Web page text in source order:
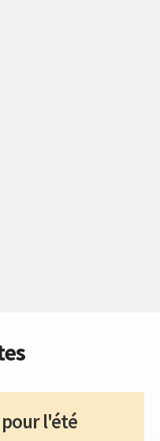
l'été